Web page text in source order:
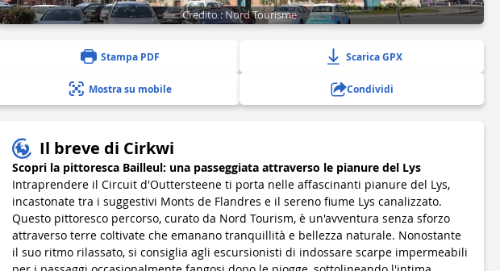
Credito : Nord Tourisme
Stampa PDF Scarica GPX
Mostra su mobile Condividi
Il breve di Cirkwi
Scopri la pittoresca Bailleul: una passeggiata attraverso le pianure del Lys
Intraprendere il Circuit d'Outtersteene ti porta nelle affascinanti pianure del Lys,
incastonate tra i suggestivi Monts de Flandres e il sereno fiume Lys canalizzato.
Questo pittoresco percorso, curato da Nord Tourism, è un'avventura senza sforzo
attraverso terre coltivate che emanano tranquillità e bellezza naturale. Nonostante
il suo ritmo rilassato, si consiglia agli escursionisti di indossare scarpe impermeabili